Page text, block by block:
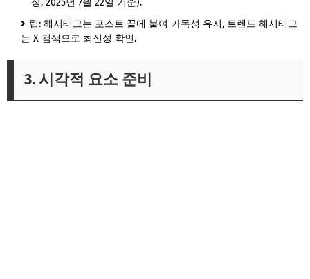
팁: 해시태그는 포스트 끝에 붙여 가독성 유지, 트렌드 해시태그
는 X 검색으로 최신성 확인.
3. 시각적 요소 준비